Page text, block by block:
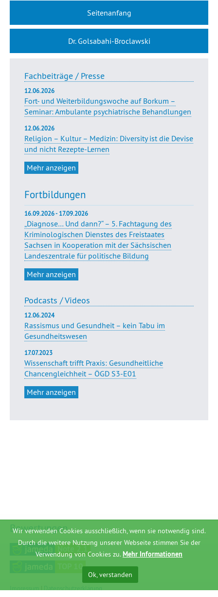
Seitenanfang
Dr. Golsabahi-Broclawski
Fachbeiträge / Presse
12.06.2026
Fort- und Weiterbildungswoche auf Borkum –
Seminar: Ambulante psychiatrische Behandlungen
12.06.2026
Religion – Kultur – Medizin: Diversity ist die Devise
und nicht Rezepte-Lernen
Mehr anzeigen
Fortbildungen
16.09.2026 - 17.09.2026
„Diagnose… Und dann?“ – 5. Fachtagung des
Kriminologischen Dienstes des Freistaates
Sachsen in Kooperation mit der Sächsischen
Landeszentrale für politische Bildung
Mehr anzeigen
Podcasts / Videos
12.06.2024
Rassismus und Gesundheit – kein Tabu im
Gesundheitswesen
17.07.2023
Wissenschaft trifft Praxis: Gesundheitliche
Chancengleichheit – ÖGD S3-E01
Mehr anzeigen
Bewertungen
TOP 10
Wir verwenden Cookies ausschließlich, wenn sie notwendig sind.
Durch die weitere Nutzung unserer Webseite stimmen Sie der
Verwendung von Cookies zu.Mehr Informationen
Ok, verstanden